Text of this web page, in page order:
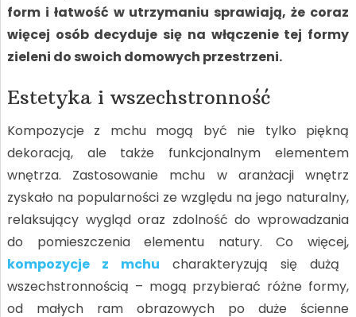
form i łatwość w utrzymaniu sprawiają, że coraz
więcej osób decyduje się na włączenie tej formy
zieleni do swoich domowych przestrzeni.
Estetyka i wszechstronność
Kompozycje z mchu mogą być nie tylko piękną
dekoracją, ale także funkcjonalnym elementem
wnętrza. Zastosowanie mchu w aranżacji wnętrz
zyskało na popularności ze względu na jego naturalny,
relaksujący wygląd oraz zdolność do wprowadzania
do pomieszczenia elementu natury. Co więcej,
kompozycje z mchu charakteryzują się dużą
wszechstronnością – mogą przybierać różne formy,
od małych ram obrazowych po duże ścienne